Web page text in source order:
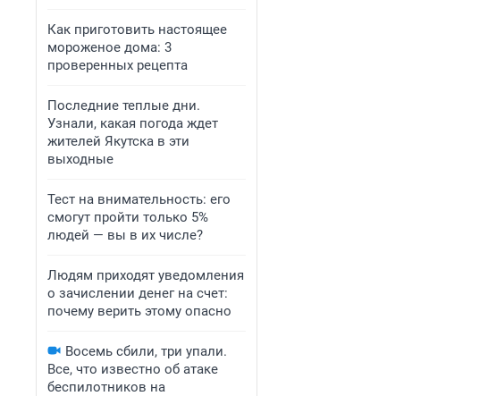
Как приготовить настоящее
мороженое дома: 3
проверенных рецепта
Последние теплые дни.
Узнали, какая погода ждет
жителей Якутска в эти
выходные
Тест на внимательность: его
смогут пройти только 5%
людей — вы в их числе?
Людям приходят уведомления
о зачислении денег на счет:
почему верить этому опасно
Восемь сбили, три упали.
Все, что известно об атаке
беспилотников на